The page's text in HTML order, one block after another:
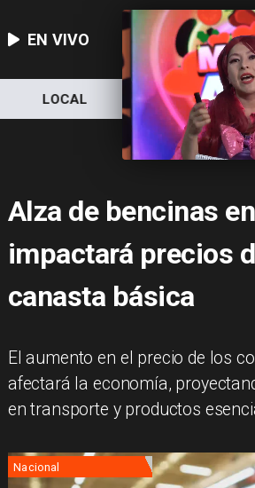
EN VIVO
LOCAL NACIONAL
Alza de bencinas
impactará precios
canasta básica
El aumento en el precio de los
afectará la economía,
en transporte y productos
Nacional